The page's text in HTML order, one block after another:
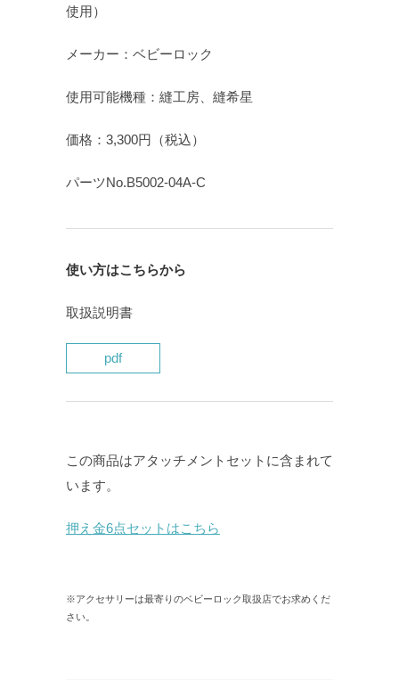
使用）
メーカー：ベビーロック
使用可能機種：縫工房、縫希星
価格：3,300円（税込）
パーツNo.B5002-04A-C
使い方はこちらから
取扱説明書
pdf
この商品はアタッチメントセットに含まれて
います。
押え金6点セットはこちら
※アクセサリーは最寄りのベビーロック取扱店でお求めくだ
さい。